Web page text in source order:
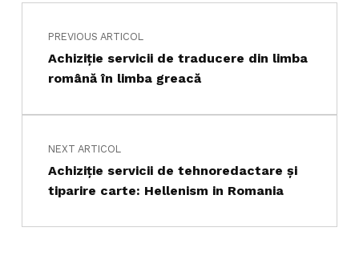
Skip back to main navigation
PREVIOUS ARTICOL
Achiziție servicii de traducere din limba
română în limba greacă
NEXT ARTICOL
Achiziţie servicii de tehnoredactare şi
tiparire carte: Hellenism in Romania